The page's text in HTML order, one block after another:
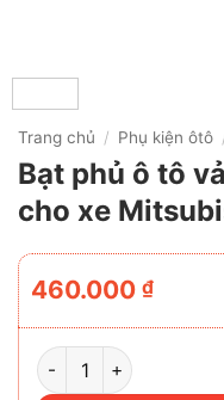
Trang chủ / Phụ kiện ôtô
Bạt phủ ô tô
cho xe
460.000 ₫
BẠT PHỦ Ô TÔ VẢI